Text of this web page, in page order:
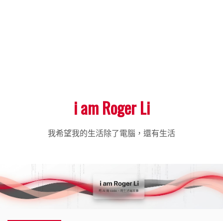
i am Roger Li
我希望我的生活除了電腦，還有生活